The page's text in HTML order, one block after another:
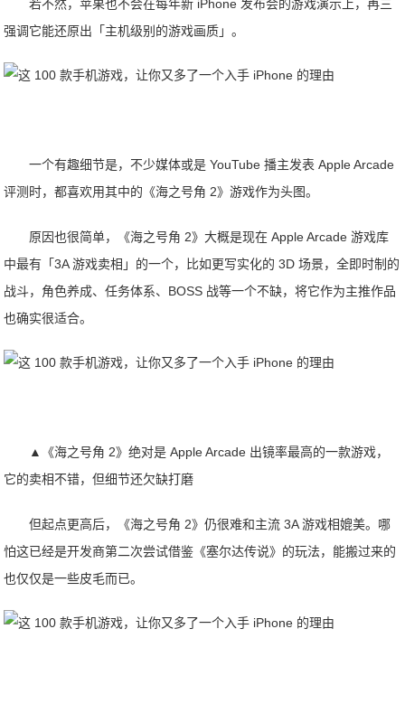
若不然，苹果也不会在每年新 iPhone 发布会的游戏演示上，再三
强调它能还原出「主机级别的游戏画质」。
一个有趣细节是，不少媒体或是 YouTube 播主发表 Apple Arcade
评测时，都喜欢用其中的《海之号角 2》游戏作为头图。
原因也很简单，《海之号角 2》大概是现在 Apple Arcade 游戏库
中最有「3A 游戏卖相」的一个，比如更写实化的 3D 场景，全即时制的
战斗，角色养成、任务体系、BOSS 战等一个不缺，将它作为主推作品
也确实很适合。
▲《海之号角 2》绝对是 Apple Arcade 出镜率最高的一款游戏，
它的卖相不错，但细节还欠缺打磨
但起点更高后，《海之号角 2》仍很难和主流 3A 游戏相媲美。哪
怕这已经是开发商第二次尝试借鉴《塞尔达传说》的玩法，能搬过来的
也仅仅是一些皮毛而已。